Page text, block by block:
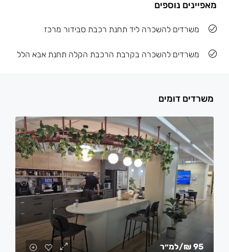
מאפיינים נוספים
משרדים להשכרה ליד תחנת רכבת סבידור מרכז
משרדים להשכרה בקרבת הרכבת הקלה תחנת אבא הלל
משרדים דומים
95 ₪ /למ״ר